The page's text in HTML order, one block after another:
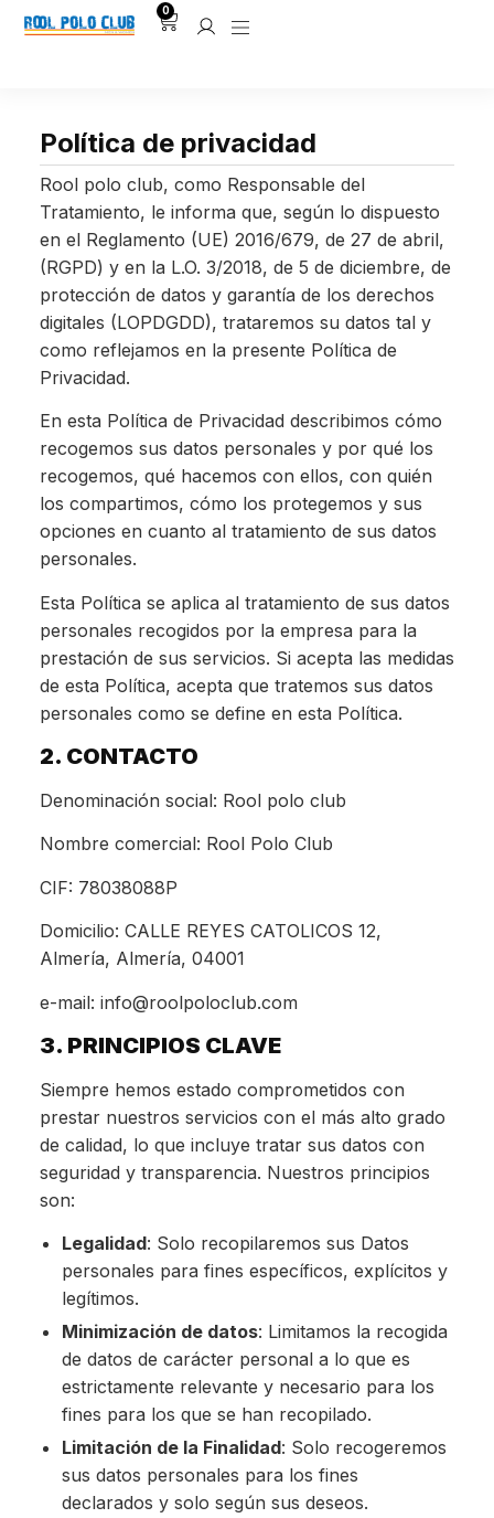
0
Política de privacidad
Rool polo club, como Responsable del
Tratamiento, le informa que, según lo dispuesto
en el Reglamento (UE) 2016/679, de 27 de abril,
(RGPD) y en la L.O. 3/2018, de 5 de diciembre, de
protección de datos y garantía de los derechos
digitales (LOPDGDD), trataremos su datos tal y
como reflejamos en la presente Política de
Privacidad.
En esta Política de Privacidad describimos cómo
recogemos sus datos personales y por qué los
recogemos, qué hacemos con ellos, con quién
los compartimos, cómo los protegemos y sus
opciones en cuanto al tratamiento de sus datos
personales.
Esta Política se aplica al tratamiento de sus datos
personales recogidos por la empresa para la
prestación de sus servicios. Si acepta las medidas
de esta Política, acepta que tratemos sus datos
personales como se define en esta Política.
2. CONTACTO
Denominación social: Rool polo club
Nombre comercial: Rool Polo Club
CIF: 78038088P
Domicilio: CALLE REYES CATOLICOS 12,
Almería, Almería, 04001
e-mail: info@roolpoloclub.com
3. PRINCIPIOS CLAVE
Siempre hemos estado comprometidos con
prestar nuestros servicios con el más alto grado
de calidad, lo que incluye tratar sus datos con
seguridad y transparencia. Nuestros principios
son:
Legalidad: Solo recopilaremos sus Datos
personales para fines específicos, explícitos y
legítimos.
Minimización de datos: Limitamos la recogida
de datos de carácter personal a lo que es
estrictamente relevante y necesario para los
fines para los que se han recopilado.
Limitación de la Finalidad: Solo recogeremos
sus datos personales para los fines
declarados y solo según sus deseos.